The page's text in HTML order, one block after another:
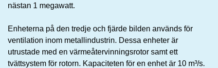
nästan 1 megawatt.
Enheterna på den tredje och fjärde bilden används för
ventilation inom metallindustrin. Dessa enheter är
utrustade med en värmeåtervinningsrotor samt ett
tvättsystem för rotorn. Kapaciteten för en enhet är 10 m³/s.